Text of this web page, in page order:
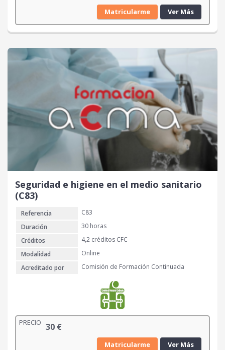
Matricularme Ver Más
Seguridad e higiene en el medio sanitario
(C83)
Referencia
C83
Duración
30 horas
Créditos
4,2 créditos CFC
Modalidad
Online
Acreditado por
Comisión de Formación Continuada
PRECIO 30 €
Matricularme Ver Más